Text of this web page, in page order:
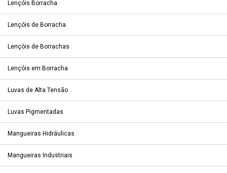
Lençóis Borracha
Lençóis de Borracha
Lençóis de Borrachas
Lençóis em Borracha
Luvas de Alta Tensão
Luvas Pigmentadas
Mangueiras Hidráulicas
Mangueiras Industriais